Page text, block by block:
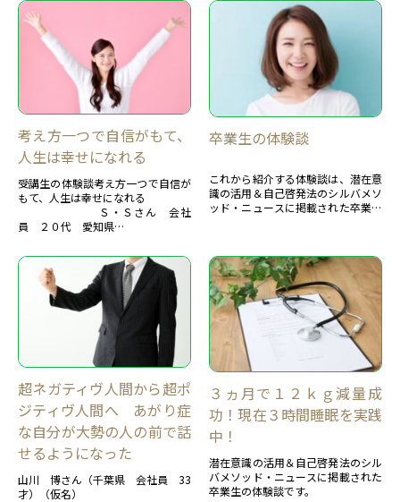
考え方一つで自信がもて、
人生は幸せになれる
受講生の体験談考え方一つで自信が
もて、人生は幸せになれる
Ｓ・Ｓさん 会社
員 ２０代 愛知県
私がシルバメソッドのことを知っ
たのは二年ぐらい前だったと思いま
その頃、母...
卒業生の体験談
これから紹介する体験談は、潜在意
識の活用＆自己啓発法のシルバメソ
ッド・ニュースに掲載された卒業生
超ネガティヴ人間から超ポ
ジティヴ人間へ あがり症
な自分が大勢の人の前で話
せるようになった
山川 博さん（千葉県 会社員 33
才）（仮名）
３ヵ月で１２ｋｇ減量成
功！現在３時間睡眠を実践
中！
潜在意識の活用＆自己啓発法のシル
バメソッド・ニュースに掲載された
卒業生の体験談です。